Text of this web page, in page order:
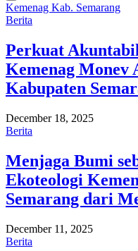
Kemenag Kab. Semarang
Berita
Perkuat
Kemenag Monev
Kabupaten
December 18, 2025
Berita
Menjaga Bumi
Ekoteologi
Semarang dari
December 11, 2025
Berita